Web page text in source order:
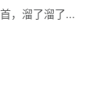
，溜了溜了...